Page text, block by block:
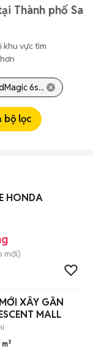
Thành phố Sa
khu vực tìm
6s...
bộ lọc
HONDA
mới)
XÂY GẦN
MALL